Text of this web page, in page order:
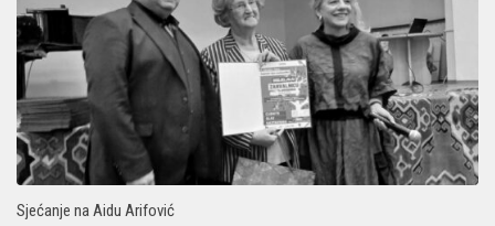
Sjećanje na Aidu Arifović